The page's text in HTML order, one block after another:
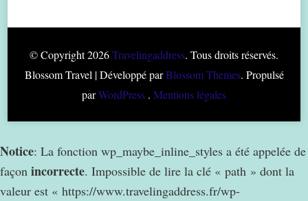
© Copyright 2026Travelingaddress. Tous droits réservés.
Blossom Travel | Développé parBlossom Themes. Propulsé
parWordPress . Mentions légales
Notice: La fonction wp_maybe_inline_styles a été appelée de
façon incorrecte. Impossible de lire la clé « path » dont la
valeur est « https://www.travelingaddress.fr/wp-